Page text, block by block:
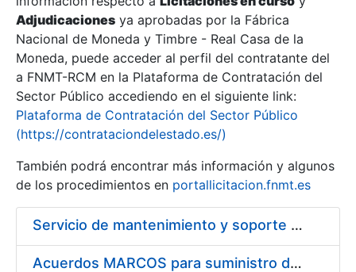
Erakutsi/Ezkutatu
Erakutsi/Ezkutatu
Erakutsi/Ezkutatu
Adjudicaciones ya aprobadas por la Fábrica
Nacional de Moneda y Timbre - Real Casa de la
Moneda, puede acceder al perfil del contratante del
a FNMT-RCM en la Plataforma de Contratación del
Sector Público accediendo en el siguiente link:
Plataforma de Contratación del Sector Público
(https://contrataciondelestado.es/)
También podrá encontrar más información y algunos
de los procedimientos en portallicitacion.fnmt.es
Servicio de mantenimiento y soporte Sistema SIEM
Acuerdos MARCOS para suministro de material de ferretería